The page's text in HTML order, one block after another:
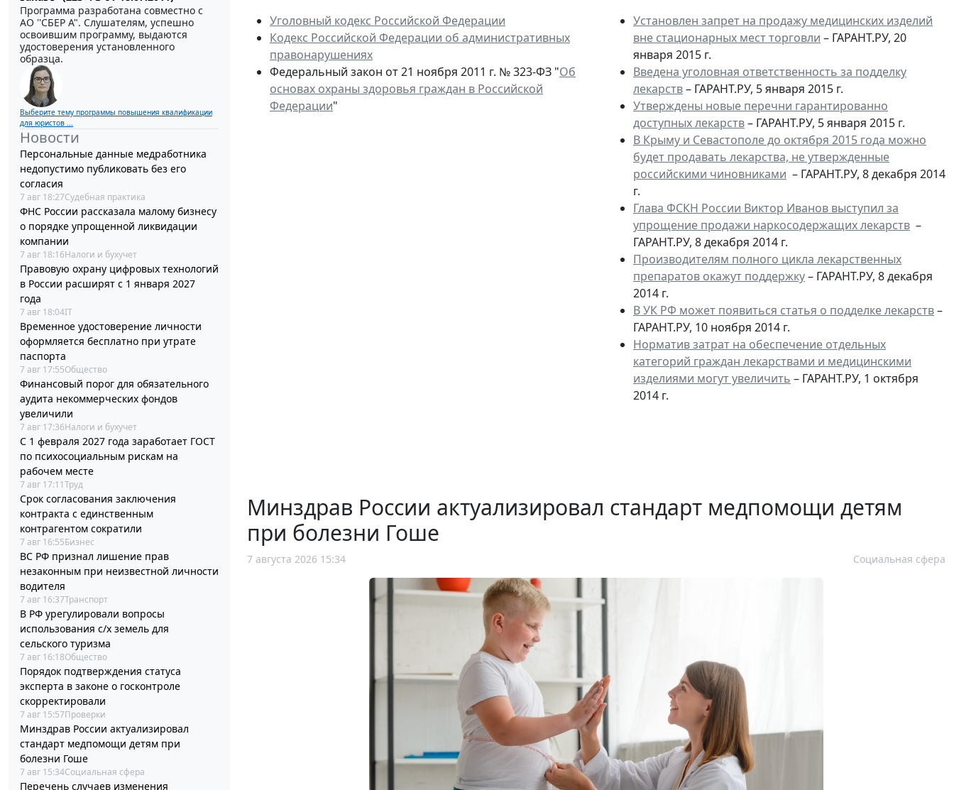
Программа разработана совместно с
АО ''СБЕР А". Слушателям, успешно
освоившим программу, выдаются
удостоверения установленного
образца.
Выберите тему программы повышения квалификации
для юристов ...
Новости
Персональные данные медработника
недопустимо публиковать без его
согласия
7 авг 18:27Судебная практика
ФНС России рассказала малому бизнесу
о порядке упрощенной ликвидации
компании
7 авг 18:16Налоги и бухучет
Правовую охрану цифровых технологий
в России расширят с 1 января 2027
года
7 авг 18:04IT
Временное удостоверение личности
оформляется бесплатно при утрате
паспорта
7 авг 17:55Общество
Финансовый порог для обязательного
аудита некоммерческих фондов
увеличили
7 авг 17:36Налоги и бухучет
С 1 февраля 2027 года заработает ГОСТ
по психосоциальным рискам на
рабочем месте
7 авг 17:11Труд
Срок согласования заключения
контракта с единственным
контрагентом сократили
7 авг 16:55Бизнес
ВС РФ признал лишение прав
незаконным при неизвестной личности
водителя
7 авг 16:37Транспорт
В РФ урегулировали вопросы
использования с/х земель для
сельского туризма
7 авг 16:18Общество
Порядок подтверждения статуса
эксперта в законе о госконтроле
скорректировали
7 авг 15:57Проверки
Минздрав России актуализировал
стандарт медпомощи детям при
болезни Гоше
7 авг 15:34Социальная сфера
Перечень случаев изменения
Уголовный кодекс Российской Федерации
Кодекс Российской Федерации об административных
правонарушениях
Федеральный закон от 21 ноября 2011 г. № 323-ФЗ "Об
основах охраны здоровья граждан в Российской
Федерации"
Установлен запрет на продажу медицинских изделий
вне стационарных мест торговли – ГАРАНТ.РУ, 20
января 2015 г.
Введена уголовная ответственность за подделку
лекарств– ГАРАНТ.РУ, 5 января 2015 г.
Утверждены новые перечни гарантированно
доступных лекарств– ГАРАНТ.РУ, 5 января 2015 г.
В Крыму и Севастополе до октября 2015 года можно
будет продавать лекарства, не утвержденные
российскими чиновниками – ГАРАНТ.РУ, 8 декабря 2014
г.
Глава ФСКН России Виктор Иванов выступил за
упрощение продажи наркосодержащих лекарств –
ГАРАНТ.РУ, 8 декабря 2014 г.
Производителям полного цикла лекарственных
препаратов окажут поддержку– ГАРАНТ.РУ, 8 декабря
2014 г.
В УК РФ может появиться статья о подделке лекарств–
ГАРАНТ.РУ, 10 ноября 2014 г.
Норматив затрат на обеспечение отдельных
категорий граждан лекарствами и медицинскими
изделиями могут увеличить – ГАРАНТ.РУ, 1 октября
2014 г.
Минздрав России актуализировал стандарт медпомощи детям
при болезни Гоше
7 августа 2026 15:34 Социальная сфера